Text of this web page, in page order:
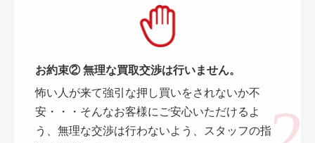
お約束② 無理な買取交渉は行いません。
怖い人が来て強引な押し買いをされないか不
安・・・そんなお客様にご安心いただけるよ
う、無理な交渉は行わないよう、スタッフの指